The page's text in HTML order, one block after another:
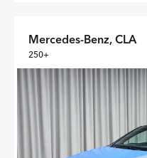
Mercedes-Benz, CLA
250+